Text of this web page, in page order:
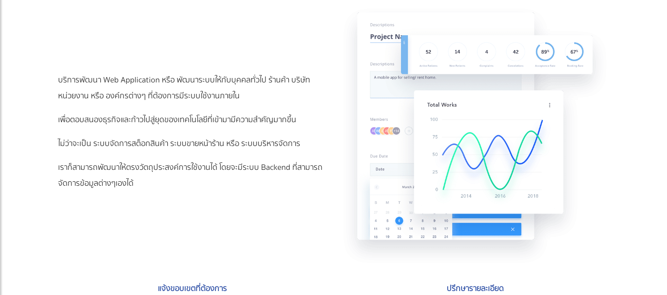
บริการพัฒนา Web Application หรือ พัฒนาระบบให้กับบุคคลทั่วไป ร้านค้า บริษัท
หน่วยงาน หรือ องค์กรต่างๆ ที่ต้องการมีระบบใช้งานภายใน
เพื่อตอบสนองธุรกิจและก้าวไปสู่ยุดของเทคโนโลยีที่เข้ามามีความสำคัญมากขึ้น
ไม่ว่าจะเป็น ระบบจัดการสต็อกสินค้า ระบบขายหน้าร้าน หรือ ระบบบริหารจัดการ
เราก็สามารถพัฒนาให้ตรงวัตถุประสงค์การใช้งานได้ โดยจะมีระบบ Backend ที่สามารถ
จัดการข้อมูลต่างๆเองได้
แจ้งขอบเขตที่ต้องการ ปรึกษารายละเอียด